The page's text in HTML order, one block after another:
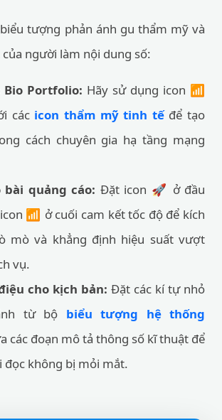
tượng phản ánh gu thẩm mỹ và
người làm nội dung số:
Bio Portfolio: Hãy sử dụng icon 📶
các icon thẩm mỹ tinh tếđể tạo
cách chuyên gia hạ tầng mạng
bài quảng cáo: Đặt icon 🚀 ở đầu
📶 ở cuối cam kết tốc độ để kích
mò và khẳng định hiệu suất vượt
vụ.
cho kịch bản: Đặt các kí tự nhỏ
từ bộ biểu tượng hệ thống
các đoạn mô tả thông số kĩ thuật để
đọc không bị mỏi mắt.